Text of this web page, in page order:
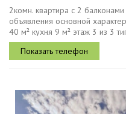
2комн. квартира с 2
объявления основной
40 м² кухня 9 м² этаж 3 из 3
раздельный отопление
хорошем...